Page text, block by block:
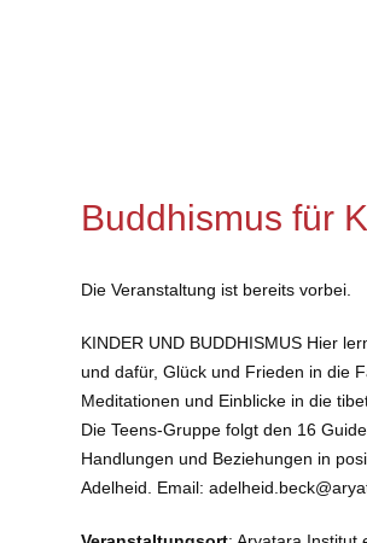
Buddhismus für
Die Veranstaltung ist bereits vorbei.
KINDER UND BUDDHISMUS Hier
und dafür, Glück und Frieden in die
Meditationen und Einblicke in die
Die Teens-Gruppe folgt den 16
Handlungen und Beziehungen in
Adelheid. Email: